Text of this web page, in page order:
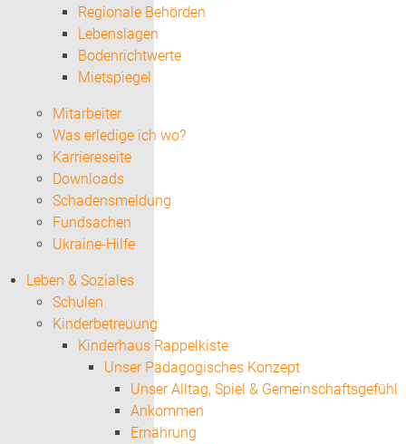
Regionale Behörden
Lebenslagen
Bodenrichtwerte
Mietspiegel
Mitarbeiter
Was erledige ich wo?
Karriereseite
Downloads
Schadensmeldung
Fundsachen
Ukraine-Hilfe
Leben & Soziales
Schulen
Kinderbetreuung
Kinderhaus Rappelkiste
Unser Pädagogisches Konzept
Unser Alltag, Spiel & Gemeinschaftsgefühl
Ankommen
Ernährung